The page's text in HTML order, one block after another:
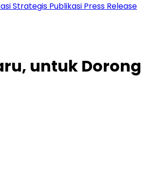
Strategis Publikasi Press Release
untuk Dorong